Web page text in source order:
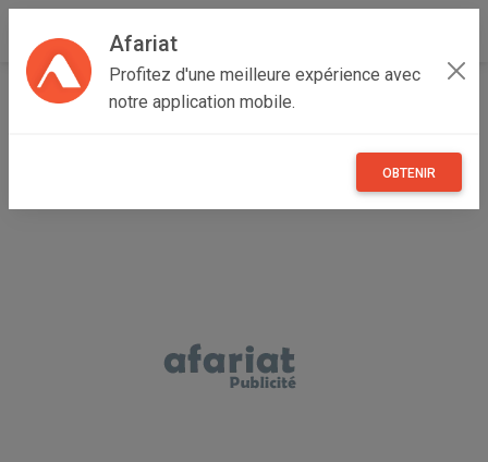
Afariat
Profitez d'une meilleure expérience avec
notre application mobile.
OBTENIR
Accueil Recherche Loisirs Animaux domestiques